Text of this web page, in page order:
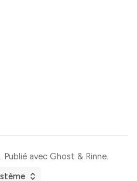
. Publié avec Ghost & Rinne.